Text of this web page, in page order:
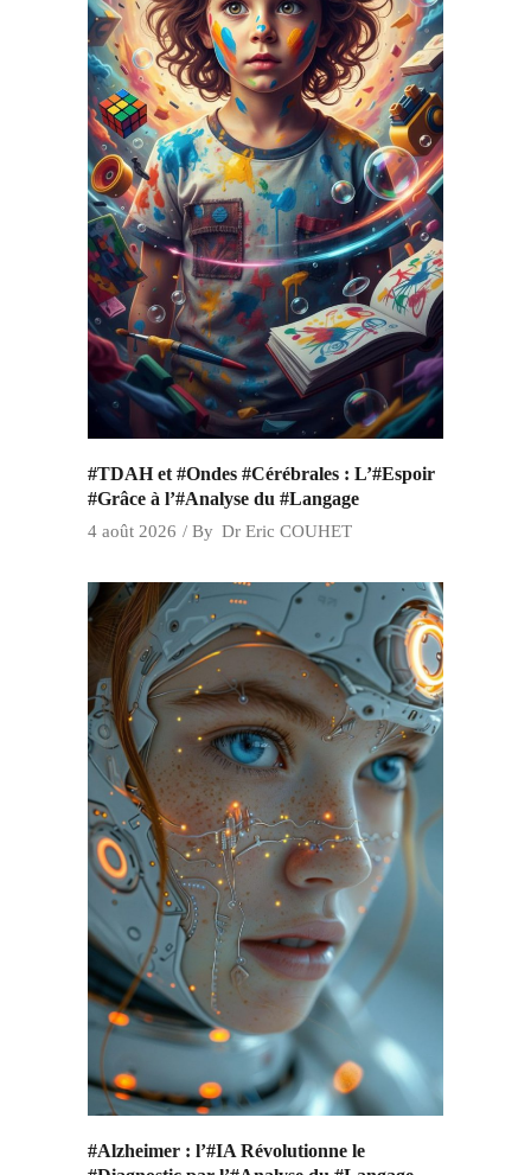
#TDAH et #Ondes #Cérébrales : L’#Espoir
#Grâce à l’#Analyse du #Langage
4 août 2026 By Dr Eric COUHET
#Alzheimer : l’#IA Révolutionne le